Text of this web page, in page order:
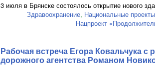
3 июля в Брянске состоялось открытие нового
Здравоохранение, Национальные проекты
Нацпроект
Рабочая встреча Егора Ковальчука
дорожного агентства Романом